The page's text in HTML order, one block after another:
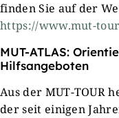
finden Sie auf der
https://www.mut-
MUT-ATLAS:
Hilfsangeboten
Aus der MUT-TOUR
der seit einigen